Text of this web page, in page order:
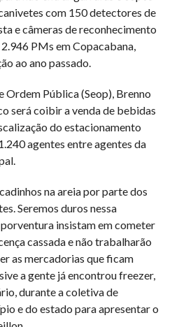
com 150 detectores de
e câmeras de reconhecimento
PMs em Copacabana,
ao ano passado.
Pública (Seop), Brenno
será coibir a venda de bebidas
do estacionamento
agentes entre agentes da
na areia por parte dos
Seremos duros nessa
insistam em cometer
cassada e não trabalharão
as mercadorias que ficam
a gente já encontrou freezer,
durante a coletiva de
e do estado para apresentar o